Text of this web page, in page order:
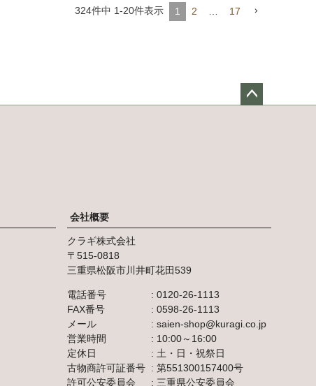
324件中 1-20件表示 1 2 17
会社概要
クラギ株式会社
515-0818
三重県松阪市川井町花田539
電話番号
0120-26-1113
FAX番号
0598-26-1113
メール
saien-shop@kuragi.co.jp
営業時間
10:00～16:00
定休日
土・日・祝祭日
古物商許可証番号
第551300157400号
許可公安委員会
三重県公安委員会